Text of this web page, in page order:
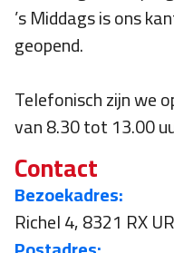
’s Middags is ons
geopend.
Telefonisch zijn we
van 8.30 tot 13.00
Contact
Bezoekadres:
Richel 4, 8321 RX